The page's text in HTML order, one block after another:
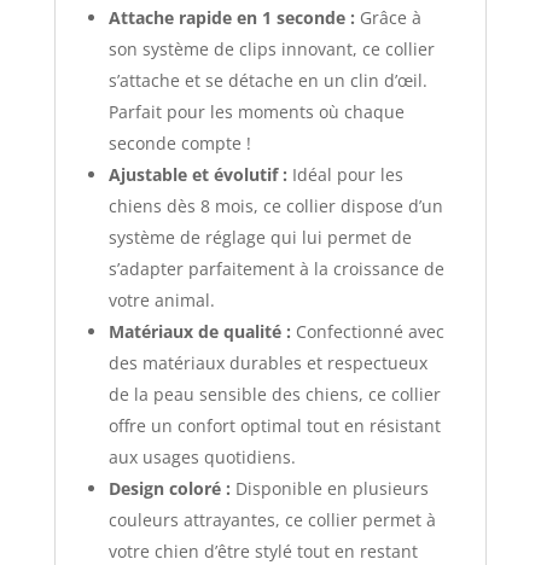
Attache rapide en 1 seconde : Grâce à
son système de clips innovant, ce collier
s’attache et se détache en un clin d’œil.
Parfait pour les moments où chaque
seconde compte !
Ajustable et évolutif : Idéal pour les
chiens dès 8 mois, ce collier dispose d’un
système de réglage qui lui permet de
s’adapter parfaitement à la croissance de
votre animal.
Matériaux de qualité : Confectionné avec
des matériaux durables et respectueux
de la peau sensible des chiens, ce collier
offre un confort optimal tout en résistant
aux usages quotidiens.
Design coloré : Disponible en plusieurs
couleurs attrayantes, ce collier permet à
votre chien d’être stylé tout en restant